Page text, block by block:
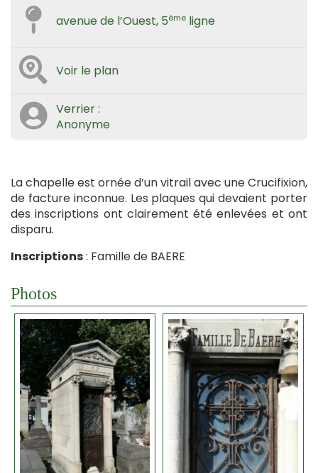
avenue de l’Ouest, 5ème ligne
Voir le plan
Verrier :
Anonyme
La chapelle est ornée d’un vitrail avec une Crucifixion,
de facture inconnue. Les plaques qui devaient porter
des inscriptions ont clairement été enlevées et ont
disparu.
Inscriptions: Famille de BAERE
Photos